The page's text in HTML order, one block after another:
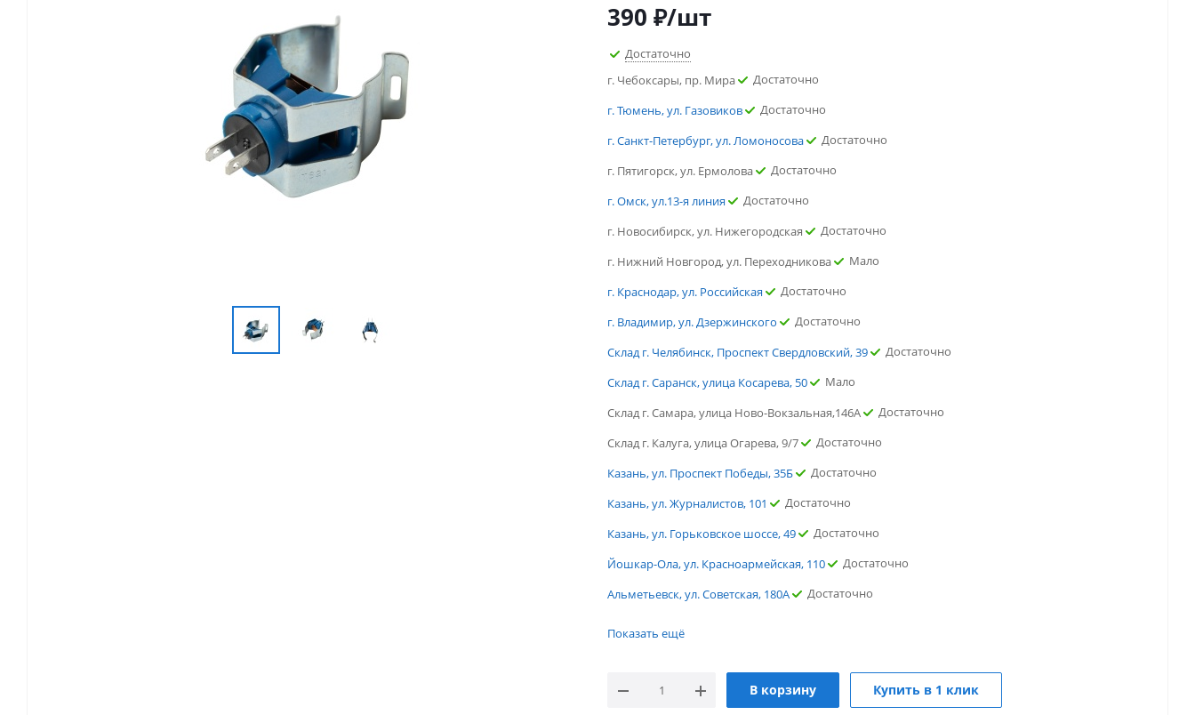
390 ₽/шт
Достаточно
г. Чебоксары, пр. Мира
Достаточно
г. Тюмень, ул. Газовиков
Достаточно
г. Санкт-Петербург, ул. Ломоносова
Достаточно
г. Пятигорск, ул. Ермолова
Достаточно
г. Омск, ул.13-я линия
Достаточно
г. Новосибирск, ул. Нижегородская
Достаточно
г. Нижний Новгород, ул. Переходникова
Мало
г. Краснодар, ул. Российская
Достаточно
г. Владимир, ул. Дзержинского
Достаточно
Склад г. Челябинск, Проспект Свердловский, 39
Достаточно
Склад г. Саранск, улица Косарева, 50
Мало
Склад г. Самара, улица Ново-Вокзальная,146А
Достаточно
Склад г. Калуга, улица Огарева, 9/7
Достаточно
Казань, ул. Проспект Победы, 35Б
Достаточно
Казань, ул. Журналистов, 101
Достаточно
Казань, ул. Горьковское шоссе, 49
Достаточно
Йошкар-Ола, ул. Красноармейская, 110
Достаточно
Альметьевск, ул. Советская, 180А
Достаточно
г. Санкт-Петербург, ул. Ломоносова
Достаточно
Показать ещё
В корзину Купить в 1 клик